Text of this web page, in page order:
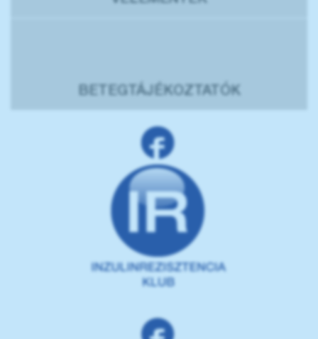
BETEGTÁJÉKOZTATÓK